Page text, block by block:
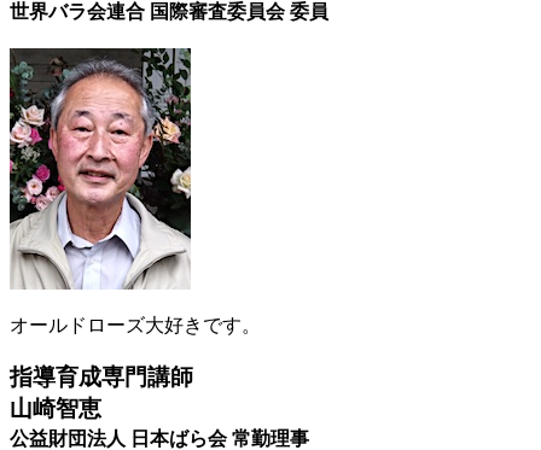
世界バラ会連合 国際審査委員会 委員
オールドローズ大好きです。
指導育成専門講師
山崎智恵
公益財団法人 日本ばら会 常勤理事